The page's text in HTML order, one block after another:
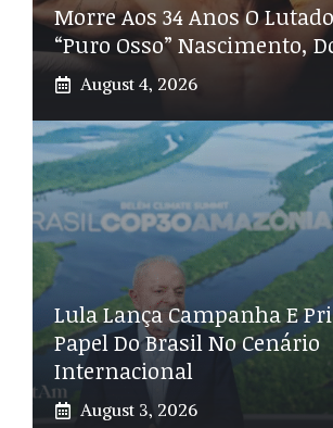
Morre Aos 34 Anos O
“Puro Osso” Nascimento,
August 4, 2026
Lula Lança Campanha E
Papel Do Brasil No Cenário
Internacional
August 3, 2026